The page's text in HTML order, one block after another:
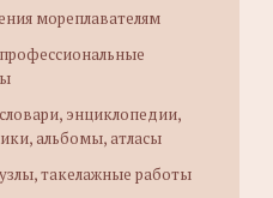
мореплавателям
энциклопедии,
альбомы, атласы
такелажные работы